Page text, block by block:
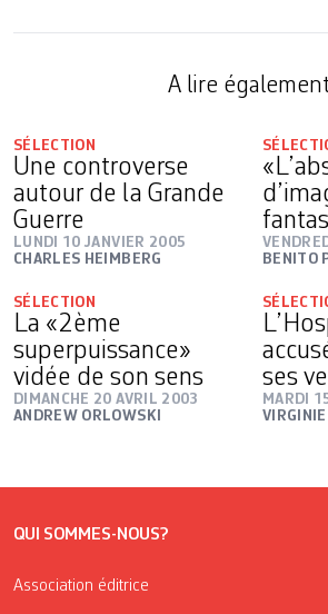
A lire
SÉLECTION
Une controverse
autour de la Grande
Guerre
LUNDI 10 JANVIER 2005
CHARLES HEIMBERG
BENITO
SÉLECTION
La «2ème
superpuissance»
vidée de son sens
DIMANCHE 20 AVRIL 2003
ANDREW ORLOWSKI
ses
MARDI
QUI SOMMES-NOUS?
Association éditrice